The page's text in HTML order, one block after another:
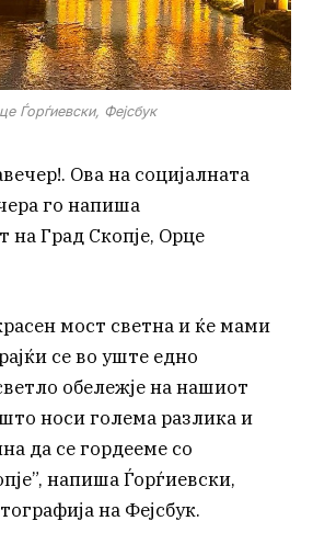
Ѓорѓиевски, Фејсбук
Ова на социјалната
го напиша
на Град Скопје, Орце
мост светна и ќе мами
се во уште едно
обележје на нашиот
носи голема разлика и
да се гордееме со
напиша Ѓорѓиевски,
на Фејсбук.